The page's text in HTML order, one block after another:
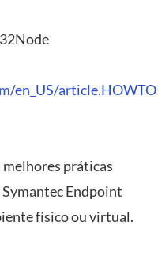
en_US/
práticas
Endpoint
físico ou virtual.